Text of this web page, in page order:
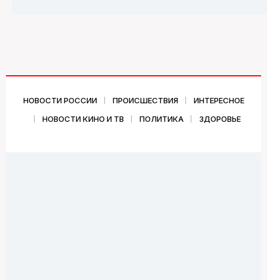
НОВОСТИ РОССИИ ПРОИСШЕСТВИЯ
ИНТЕРЕСНОЕ
НОВОСТИ КИНО И ТВ
ПОЛИТИКА ЗДОРОВЬЕ